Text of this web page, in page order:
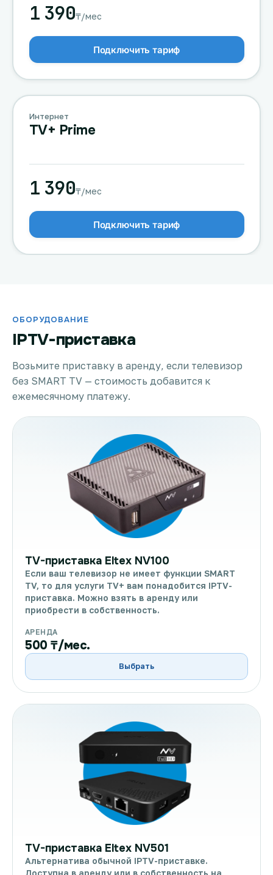
1 390₸/мес
Подключить тариф
Интернет
TV+ Prime
1 390₸/мес
Подключить тариф
ОБОРУДОВАНИЕ
IPTV-приставка
Возьмите приставку в аренду, если телевизор
без SMART TV — стоимость добавится к
ежемесячному платежу.
TV-приставка Eltex NV100
Если ваш телевизор не имеет функции SMART
TV, то для услуги TV+ вам понадобится IPTV-
приставка. Можно взять в аренду или
приобрести в собственность.
АРЕНДА
500 ₸/мес.
Выбрать
TV-приставка Eltex NV501
Альтернатива обычной IPTV-приставке.
Доступна в аренду или в собственность на